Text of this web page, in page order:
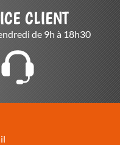
CLIENT
de 9h à 18h30